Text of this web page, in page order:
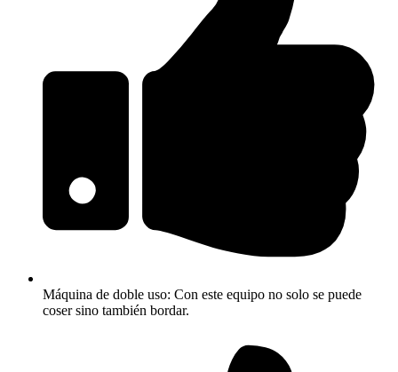
Máquina de doble uso: Con este equipo no solo se puede
coser sino también bordar.